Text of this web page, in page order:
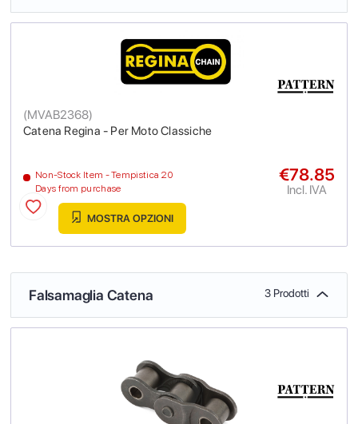
Catena Regina - Per Moto Classiche
(MVAB2368)
Non-Stock Item - Tempistica 20
Days from purchase
€78.85
Incl. IVA
MOSTRA OPZIONI
Falsamaglia Catena 3 Prodotti